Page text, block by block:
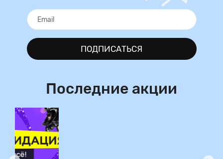
ПОДПИСАТЬСЯ
Последние акции